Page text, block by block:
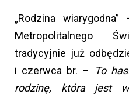
„Rodzina
Metropolitalnego
tradycyjnie już
i czerwca br. –
To
rodzinę, która jest